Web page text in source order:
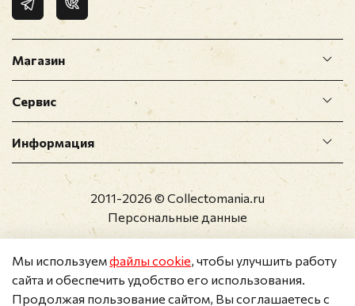
Магазин
Сервис
Информация
2011-2026 © Collectomania.ru
Персональные данные
Мы используемфайлы cookie, чтобы улучшить работу
сайта и обеспечить удобство его использования.
Продолжая пользование сайтом, Вы соглашаетесь с